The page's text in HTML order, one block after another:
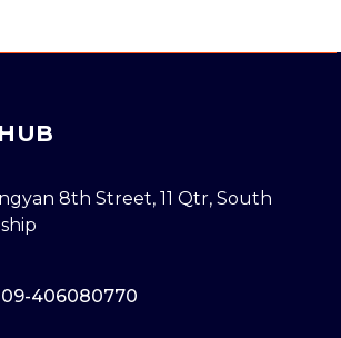
8th Street, 11 Qtr, South
09-406080770